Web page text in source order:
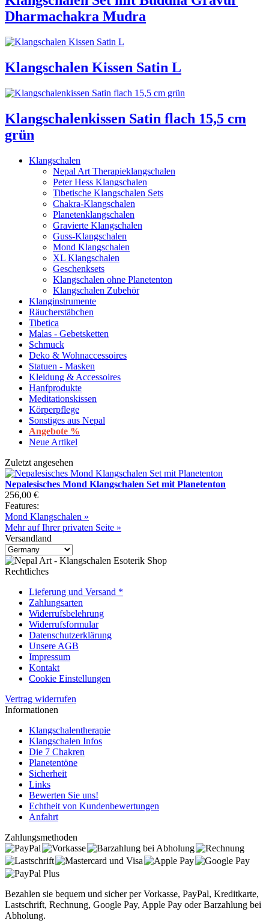
Dharmachakra Mudra
Klangschalen Kissen Satin L
Klangschalenkissen Satin flach 15,5 cm
grün
Klangschalen
Nepal Art Therapieklangschalen
Peter Hess Klangschalen
Tibetische Klangschalen Sets
Chakra-Klangschalen
Planetenklangschalen
Gravierte Klangschalen
Guss-Klangschalen
Mond Klangschalen
XL Klangschalen
Geschenksets
Klangschalen ohne Planetenton
Klangschalen Zubehör
Klanginstrumente
Räucherstäbchen
Tibetica
Malas - Gebetsketten
Schmuck
Deko & Wohnaccessoires
Statuen - Masken
Kleidung & Accessoires
Hanfprodukte
Meditationskissen
Körperpflege
Sonstiges aus Nepal
Angebote %
Neue Artikel
Zuletzt angesehen
Nepalesisches Mond Klangschalen Set mit Planetenton
256,00 €
Features:
Mond Klangschalen »
Mehr auf Ihrer privaten Seite »
Versandland
Rechtliches
Lieferung und Versand *
Zahlungsarten
Widerrufsbelehrung
Widerrufsformular
Datenschutzerklärung
Unsere AGB
Impressum
Kontakt
Cookie Einstellungen
Vertrag widerrufen
Informationen
Klangschalentherapie
Klangschalen Infos
Die 7 Chakren
Planetentöne
Sicherheit
Links
Bewerten Sie uns!
Echtheit von Kundenbewertungen
Anfahrt
Zahlungsmethoden
Bezahlen sie bequem und sicher per Vorkasse, PayPal, Kreditkarte,
Lastschrift, Rechnung, Google Pay, Apple Pay oder Barzahlung bei
Abholung.